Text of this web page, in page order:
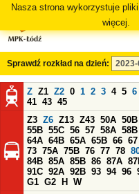
Nasza strona wykorzystuje
więcej.
Sprawdź rozkład na dzień:
Z Z1 Z2 0 1 2 3 4 5 6
41 43 45
Z3 Z6 Z13 Z43 50A 50B
55B 55C 56 57 58A 58B
64A 64B 65A 65B 66 67
73 75A 75B 76 77 78
84B 85A 85B 86 87A
91C 92A 92B 93 94 96
G1 G2 H
W